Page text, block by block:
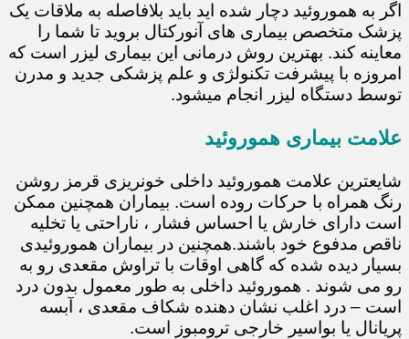
اگر به هموروئید دچار شده اید باید بلافاصله به ملاقات یک
پزشک متخصص بیماری های آنورکتال بروید تا شما را
معاینه کند. بهترین روش درمانی این بیماری لیزر است که
امروزه با پیشرفت تکنولژی و علم پزشکی جدید و مدرن
توسط دستگاه لیزر انجام میشود.
علامت بیماری هموروئید
شایعترین علامت هموروئید داخلی خونریزی قرمز روشن
رنگ همراه با حرکات روده است. بیماران همچنین ممکن
است دارای خارش یا احساس فشار ، ناراحتی یا تخلیه
ناقص مدفوع خود باشند.همچنین در بیماران هموروئیدی
بسیار دیده شده که گاهی اوقات با تراوش مقعدی رو به
رو می شوند . هموروئید داخلی به طور معمول بدون درد
است – درد اغلب نشان دهنده شکاف مقعدی ، آبسه
پریانال یا بواسیر خارجی ترومبوز است.